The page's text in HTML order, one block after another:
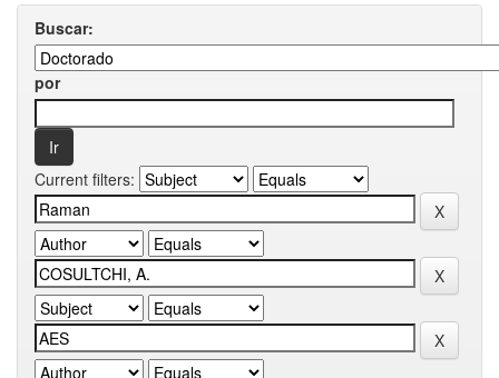
Buscar:
por
Current filters: